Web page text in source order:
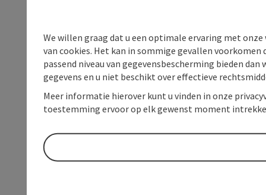
We willen graag dat u een optimale ervaring met
van cookies. Het kan in sommige gevallen voorkomen
passend niveau van gegevensbescherming bieden
gegevens en u niet beschikt over effectieve
Meer informatie hierover kunt u vinden in onze
toestemming ervoor op elk gewenst moment